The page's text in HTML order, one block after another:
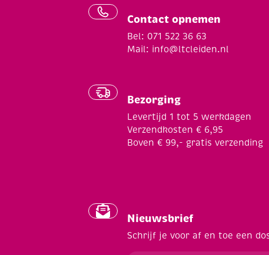
Contact opnemen
Bel: 071 522 36 63
Mail: info@ltcleiden.nl
Bezorging
Levertijd 1 tot 5 werkdagen
Verzendkosten € 6,95
Boven € 99,- gratis verzending
Nieuwsbrief
Schrijf je voor af en toe een